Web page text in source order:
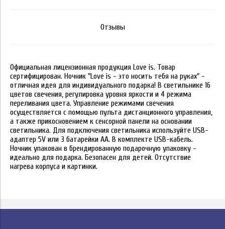
Отзывы
Официальная лицензионная продукция Love is. Товар
сертифицирован. Ночник "Love is - это носить тебя на руках" -
отличная идея для индивидуального подарка! В светильнике 16
цветов свечения, регулировка уровня яркости и 4 режима
переливания цвета. Управление режимами свечения
осуществляется с помощью пульта дистанционного управления,
а также прикосновением к сенсорной панели на основании
светильника. Для подключения светильника используйте USB-
адаптер 5V или 3 батарейки АА. В комплекте USB-кабель.
Ночник упакован в брендированную подарочную упаковку -
идеально для подарка. Безопасен для детей. Отсутствие
нагрева корпуса и картинки.